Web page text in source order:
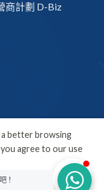
商計劃 D-Biz
！
better browsing
agree to our use